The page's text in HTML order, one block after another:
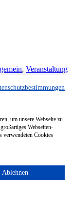
, Veranstaltung
um 20:00
um unsere Webseite zu
Webseiten-
verwendeten Cookies
Ablehnen